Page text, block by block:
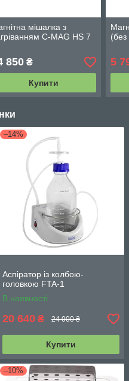
мішалка з
C-MAG HS 7
850₴
Купити
(без
5
–14%
Аспіратор із колбою-
головкою FTA-1
В наявності
20 640 ₴ 24 000 ₴
Купити
–10%